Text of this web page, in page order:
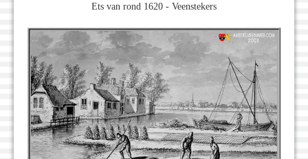
Ets van rond 1620 - Veenstekers